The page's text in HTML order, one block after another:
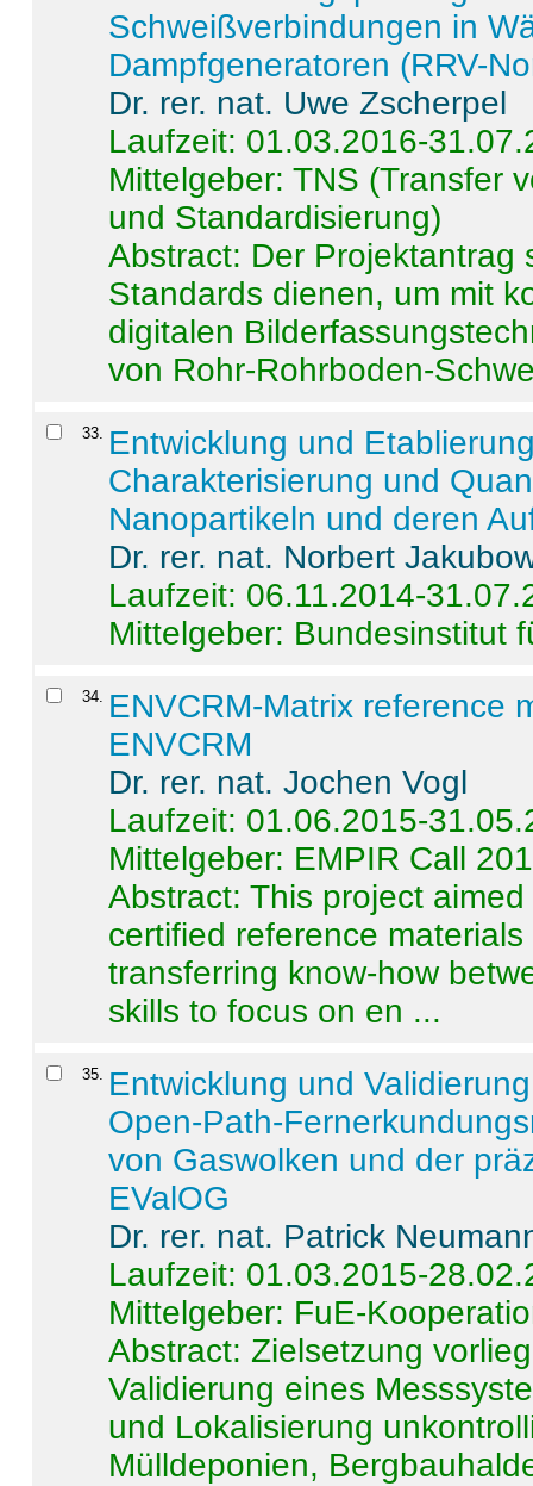
Schweißverbindungen in
Dampfgeneratoren (RRV-
Dr. rer. nat. Uwe Zscherpel
Laufzeit: 01.03.2016-
Mittelgeber: TNS (Transfer
und Standardisierung)
Abstract: Der Projektantrag
Standards dienen, um mit
digitalen
von Rohr-Rohrboden-
33. Entwicklung und
Charakterisierung und
Nanopartikeln und deren
Dr. rer. nat. Norbert
Laufzeit: 06.11.2014-
Mittelgeber: Bundesinstitut
34. ENVCRM-Matrix reference
ENVCRM
Dr. rer. nat. Jochen Vogl
Laufzeit: 01.06.2015-
Mittelgeber: EMPIR Call
Abstract:This project
certified reference
transferring know-how
skills to focus on en ...
35. Entwicklung und
Open-Path-
von Gaswolken und der
EValOG
Dr. rer. nat. Patrick
Laufzeit: 01.03.2015-
Mittelgeber: FuE-
Abstract:Zielsetzung
Validierung eines
und Lokalisierung
Mülldeponien,